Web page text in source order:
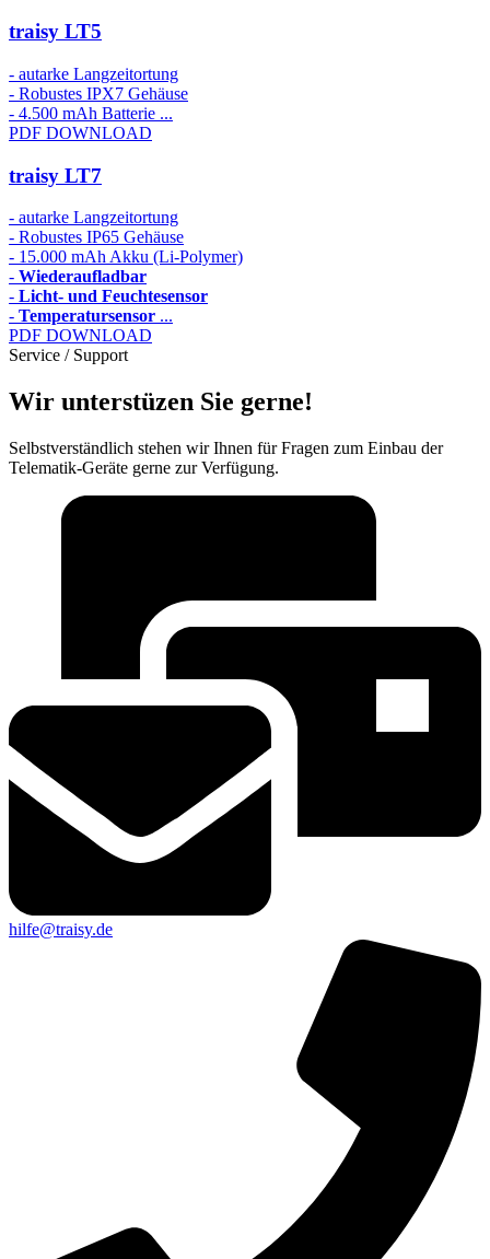
traisy LT5
- autarke Langzeitortung
- Robustes IPX7 Gehäuse
- 4.500 mAh Batterie ...
PDF DOWNLOAD
traisy LT7
- autarke Langzeitortung
- Robustes IP65 Gehäuse
- 15.000 mAh Akku (Li-Polymer)
- Wiederaufladbar
- Licht- und Feuchtesensor
- Temperatursensor ...
PDF DOWNLOAD
Service / Support
Wir unterstüzen Sie gerne!
Selbstverständlich stehen wir Ihnen für Fragen zum Einbau der
Telematik-Geräte gerne zur Verfügung.
hilfe@traisy.de